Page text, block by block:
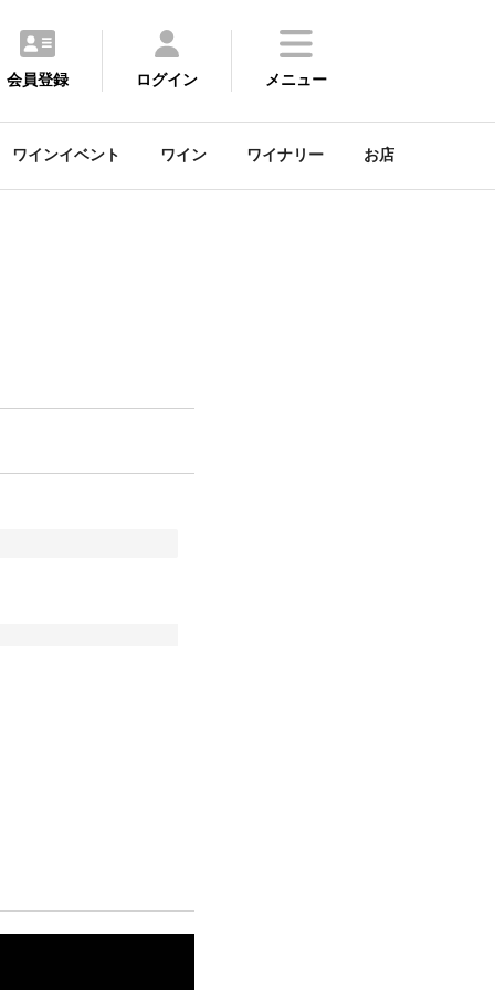
会員登録 ログイン メニュー
ワインイベント ワイン ワイナリー お店